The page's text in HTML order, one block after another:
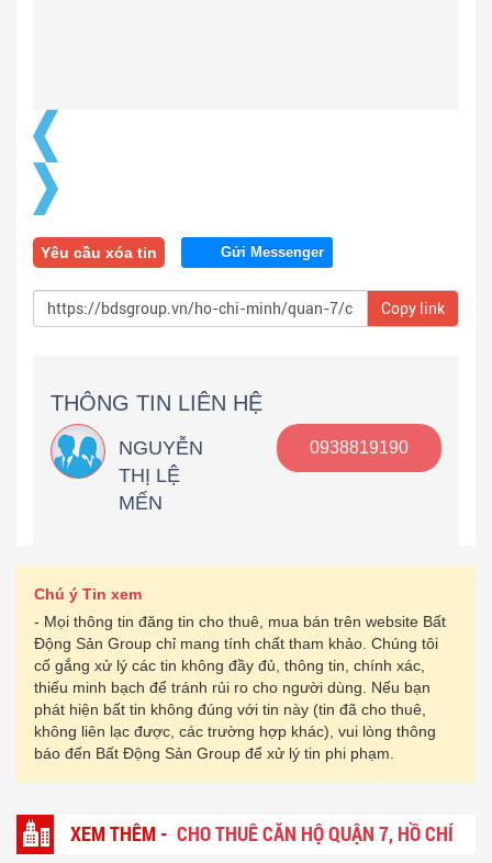
Yêu cầu xóa tin Gửi Messenger
Copy link
THÔNG TIN LIÊN HỆ
NGUYỄN
THỊ LỆ
MẾN
0938819190
Chú ý Tin xem
- Mọi thông tin đăng tin cho thuê, mua bán trên website Bất
Động Sản Group chỉ mang tính chất tham khảo. Chúng tôi
cố gắng xử lý các tin không đầy đủ, thông tin, chính xác,
thiếu minh bạch để tránh rủi ro cho người dùng. Nếu bạn
phát hiện bất tin không đúng với tin này (tin đã cho thuê,
không liên lạc được, các trường hợp khác), vui lòng thông
báo đến Bất Động Sản Group để xử lý tin phi phạm.
XEM THÊM - CHO THUÊ CĂN HỘ QUẬN 7, HỒ CHÍ